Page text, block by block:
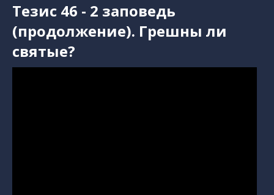
Tезис 46 - 2 заповедь
(продолжение). Грешны ли
святые?